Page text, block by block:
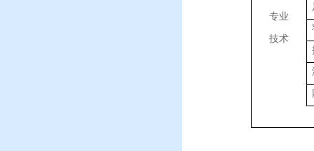
专业
技术